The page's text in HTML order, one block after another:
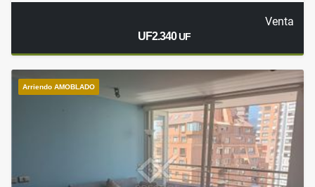
Venta
UF2.340UF
Arriendo AMOBLADO